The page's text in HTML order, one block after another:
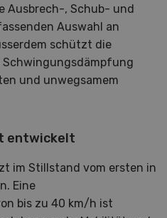
Ausbrech-, Schub- und
Auswahl an
schützt die
und unwegsamem
entwickelt
im Stillstand vom ersten in
Eine
bis zu 40 km/h ist